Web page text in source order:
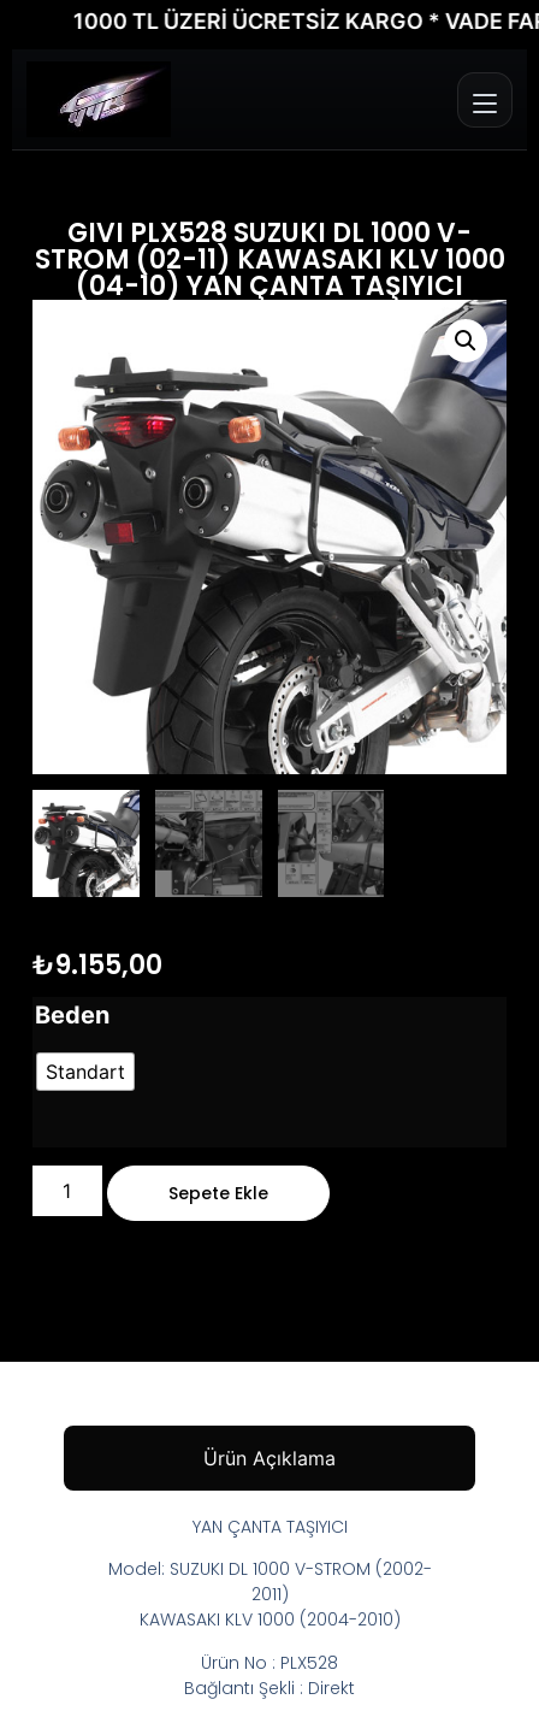
1000 TL ÜZERİ ÜCRETSİZ KARGO * VADE
GIVI PLX528 SUZUKI DL 1000 V-
STROM (02-11) KAWASAKI KLV 1000
(04-10) YAN ÇANTA TAŞIYICI
₺9.155,00
Beden
Standart
Sepete Ekle
Ürün Açıklama
YAN ÇANTA TAŞIYICI
Model: SUZUKI DL 1000 V-STROM (2002-
2011)
KAWASAKI KLV 1000 (2004-2010)
Ürün No : PLX528
Bağlantı Şekli : Direkt